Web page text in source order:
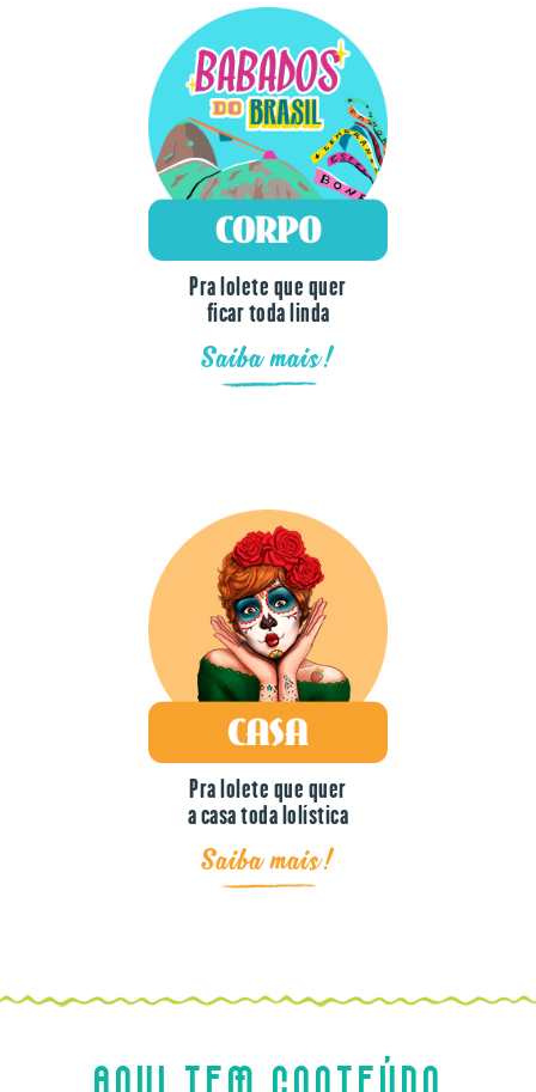
Pra lolete que quer
ficar toda linda
Saiba mais!
Pra lolete que quer
a casa toda lolística
Saiba mais!